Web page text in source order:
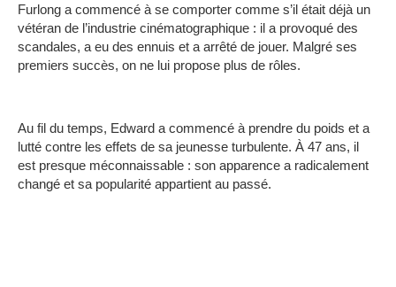
Furlong a commencé à se comporter comme s’il était déjà un
vétéran de l’industrie cinématographique : il a provoqué des
scandales, a eu des ennuis et a arrêté de jouer. Malgré ses
premiers succès, on ne lui propose plus de rôles.
Au fil du temps, Edward a commencé à prendre du poids et a
lutté contre les effets de sa jeunesse turbulente. À 47 ans, il
est presque méconnaissable : son apparence a radicalement
changé et sa popularité appartient au passé.